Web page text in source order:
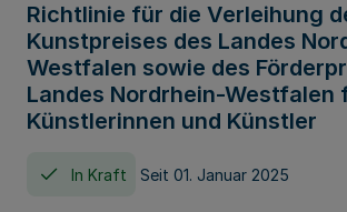
Richtlinie für die Verleihung
Kunstpreises des Landes
Westfalen sowie des
Landes Nordrhein-Westfalen
Künstlerinnen und Künstler
In Kraft Seit 01. Januar 2025